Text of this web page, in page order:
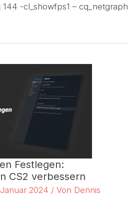
-cl_showfps1 – cq_netgraph
Festlegen:
CS2 verbessern
2024 / Von Dennis